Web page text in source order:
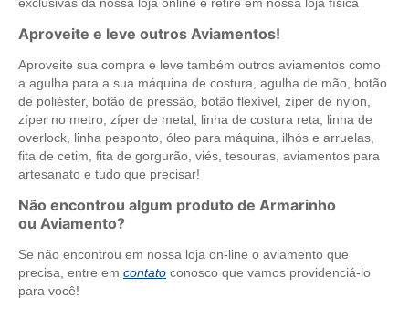
Aproveite e leve outros Aviamentos!
Aproveite sua compra e leve também outros aviamentos como
a agulha para a sua máquina de costura, agulha de mão, botão
de poliéster, botão de pressão, botão flexível, zíper de nylon,
zíper no metro, zíper de metal, linha de costura reta, linha de
overlock, linha pesponto, óleo para máquina, ilhós e arruelas,
fita de cetim, fita de gorgurão, viés, tesouras, aviamentos para
artesanato e tudo que precisar!
Não encontrou algum produto de Armarinho
ou Aviamento?
Se não encontrou em nossa loja on-line o aviamento que
precisa, entre em contato conosco que vamos providenciá-lo
para você!